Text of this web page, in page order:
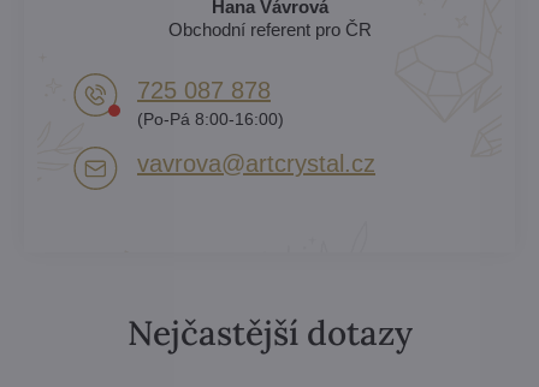
Hana Vávrová
Obchodní referent pro ČR
725 087 878​
(Po-Pá 8:00-16:00)
vavrova​@artcrystal​.cz
Nejčastější dotazy